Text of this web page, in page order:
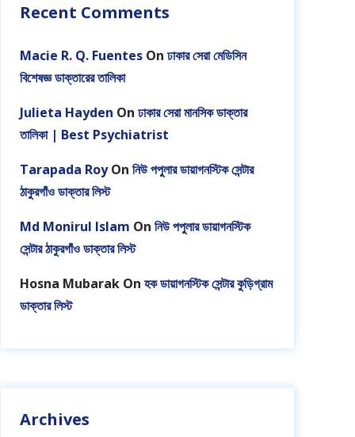
Recent Comments
Macie R. Q. Fuentes On ঢাকার সেরা মেডিসিন
বিশেষজ্ঞ ডাক্তারের তালিকা
Julieta Hayden On ঢাকার সেরা মানসিক ডাক্তার
তালিকা | Best Psychiatrist
Tarapada RoyOn নিউ পপুলার ডায়াগনস্টিক সেন্টার
ঠাকুরগাঁও ডাক্তার লিস্ট
Md Monirul Islam On নিউ পপুলার ডায়াগনস্টিক
সেন্টার ঠাকুরগাঁও ডাক্তার লিস্ট
Hosna Mubarak On হক ডায়াগনস্টিক সেন্টার কুড়িগ্রাম
ডাক্তার লিস্ট
Archives